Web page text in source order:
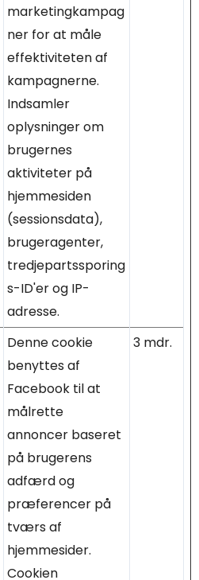
marketingkampag
ner for at måle
effektiviteten af
kampagnerne.
Indsamler
oplysninger om
brugernes
aktiviteter på
hjemmesiden
(sessionsdata),
brugeragenter,
tredjepartssporing
s-ID'er og IP-
adresse.
Denne cookie
benyttes af
Facebook til at
målrette
annoncer baseret
på brugerens
adfærd og
præferencer på
tværs af
hjemmesider.
Cookien
3 mdr.